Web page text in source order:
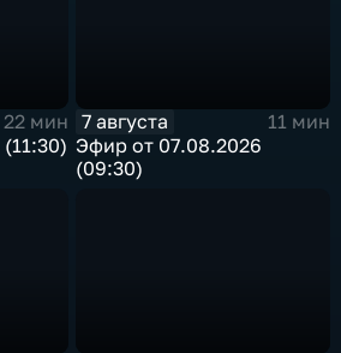
22 мин
7 августа
11 мин
Эфир от 07.08.2026
(09:30)